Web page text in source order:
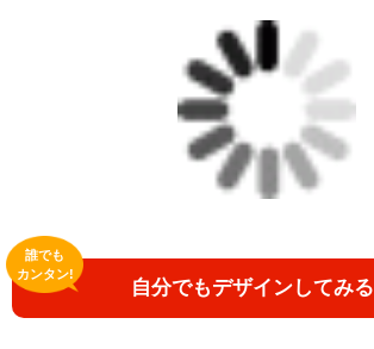
自分でもデザインしてみる
誰でも
カンタン!